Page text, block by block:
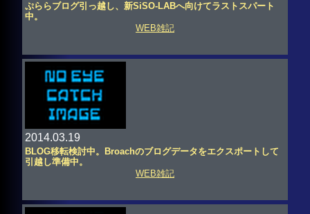
ぷららブログ引っ越し、新SiSO-LABへ向けてラストスパート
中。
WEB雑記
2014.03.19
BLOG移転検討中。Broachのブログデータをエクスポートして
引越し準備中。
WEB雑記